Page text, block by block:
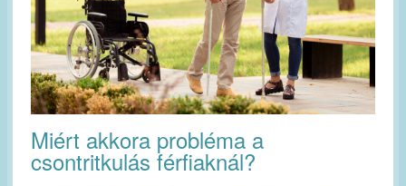
Miért akkora probléma a
csontritkulás férfiaknál?